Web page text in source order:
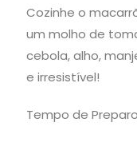
Cozinhe o
um molho de
cebola, alho,
e irresistível!
Tempo de